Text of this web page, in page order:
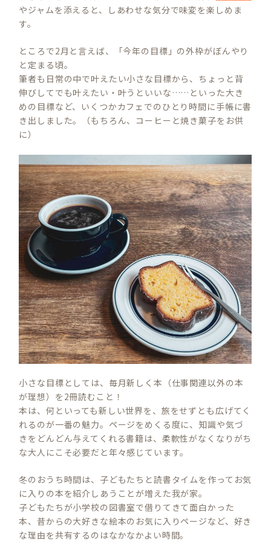
やジャムを添えると、しあわせな気分で味変を楽しめま
す。
ところで2月と言えば、「今年の目標」の外枠がぼんやり
と定まる頃。
筆者も日常の中で叶えたい小さな目標から、ちょっと背
伸びしてでも叶えたい・叶うといいな……といった大き
めの目標など、いくつかカフェでのひとり時間に手帳に書
き出しました。（もちろん、コーヒーと焼き菓子をお供
に）
小さな目標としては、毎月新しく本（仕事関連以外の本
が理想）を2冊読むこと！
本は、何といっても新しい世界を、旅をせずとも広げてく
れるのが一番の魅力。ページをめくる度に、知識や気づ
きをどんどん与えてくれる書籍は、柔軟性がなくなりがち
な大人にこそ必要だと年々感じています。
冬のおうち時間は、子どもたちと読書タイムを作ってお気
に入りの本を紹介しあうことが増えた我が家。
子どもたちが小学校の図書室で借りてきて面白かった
本、昔からの大好きな絵本のお気に入りページなど、好き
な理由を共有するのはなかなかよい時間。